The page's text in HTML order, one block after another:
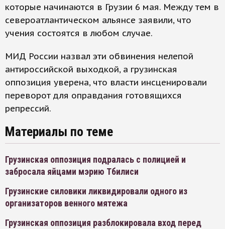
которые начинаются в Грузии 6 мая. Между тем в
североатлантическом альянсе заявили, что
учения состоятся в любом случае.
МИД России назвал эти обвинения нелепой
антироссийской выходкой, а грузинская
оппозиция уверена, что власти инсценировали
переворот для оправдания готовящихся
репрессий.
Материалы по теме
Грузинская оппозиция подралась с полицией и
забросала яйцами мэрию Тбилиси
Грузинские силовики ликвидировали одного из
организаторов венного мятежа
Грузинская оппозиция разблокировала вход перед